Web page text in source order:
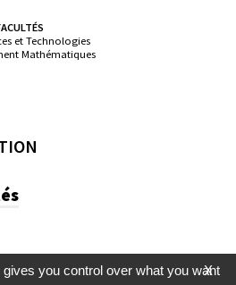
et Technologies
Mathématiques
X
you control over what you want